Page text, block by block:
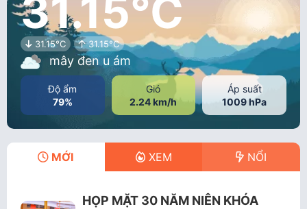
31.15°C
31.15°C 31.15°C
mây đen u ám
Độ ẩm
79%
Gió
2.24 km/h
Áp suất
1009 hPa
MỚI XEM NỔI
HỌP MẶT 30 NĂM NIÊN KHÓA